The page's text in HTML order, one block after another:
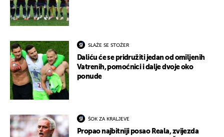
SLAŽE SE STOŽER
Daliću će se pridružiti jedan od omiljenih
Vatrenih, pomoćnici i dalje dvoje oko
ponude
ŠOK ZA KRALJEVE
Propao najbitniji posao Reala, zvijezda